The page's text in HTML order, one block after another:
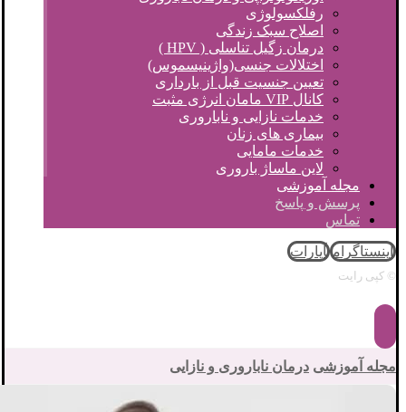
رفلکسولوژی
اصلاح سبک زندگی
درمان زگیل تناسلی ( HPV )
اختلالات جنسی(واژینیسموس)
تعیین جنسیت قبل از بارداری
کانال VIP مامان انرژی مثبت
خدمات نازایی و ناباروری
بیماری های زنان
خدمات مامایی
لاین ماساژ باروری
مجله آموزشی
پرسش و پاسخ
تماس
اینستاگرام آپارات
© کپی رایت
مجله آموزشی درمان ناباروری و نازایی